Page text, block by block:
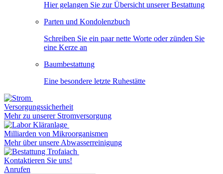
Hier gelangen Sie zur Übersicht unserer Bestattung
Parten und Kondolenzbuch
Schreiben Sie ein paar nette Worte oder zünden Sie
eine Kerze an
Baumbestattung
Eine besondere letzte Ruhestätte
Versorgungssicherheit
Mehr zu unserer Stromversorgung
Milliarden von Mikroorganismen
Mehr über unsere Abwasserreinigung
Kontaktieren Sie uns!
Anrufen